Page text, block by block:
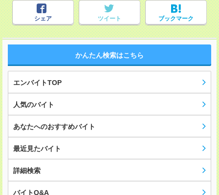
シェア ツイート ブックマーク
かんたん検索はこちら
エンバイトTOP
人気のバイト
あなたへのおすすめバイト
最近見たバイト
詳細検索
バイトQ&A